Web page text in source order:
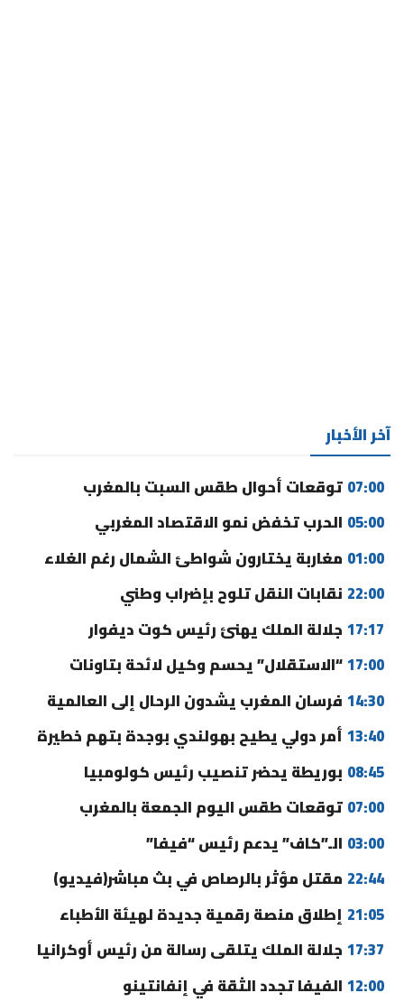
آخر الأخبار
07:00 توقعات أحوال طقس السبت بالمغرب
05:00 الحرب تخفض نمو الاقتصاد المغربي
01:00 مغاربة يختارون شواطئ الشمال رغم الغلاء
22:00 نقابات النقل تلوح بإضراب وطني
17:17 جلالة الملك يهنئ رئيس كوت ديفوار
17:00“الاستقلال” يحسم وكيل لائحة بتاونات
14:30 فرسان المغرب يشدون الرحال إلى العالمية
13:40 أمر دولي يطيح بهولندي بوجدة بتهم خطيرة
08:45 بوريطة يحضر تنصيب رئيس كولومبيا
07:00 توقعات طقس اليوم الجمعة بالمغرب
03:00 الـ”كاف” يدعم رئيس “فيفا”
22:44 مقتل مؤثر بالرصاص في بث مباشر(فيديو)
21:05 إطلاق منصة رقمية جديدة لهيئة الأطباء
17:37 جلالة الملك يتلقى رسالة من رئيس أوكرانيا
12:00 الفيفا تجدد الثقة في إنفانتينو